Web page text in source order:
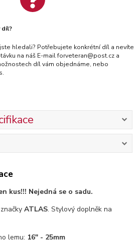
díl?
hledali? Potřebujete konkrétní díl a nevíte
na náš E-mail forveteran@post.cz a
díl vám objednáme, nebo
kus!!! Nejedná se o sadu.
ATLAS. Stylový doplněk na
lemu: 16" - 25mm